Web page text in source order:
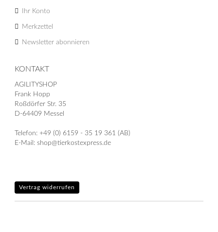
Ihr Konto
Merkzettel
Newsletter abonnieren
KONTAKT
AGILITYSHOP
Frank Hopp
Roßdörfer Str. 35
D-64409 Messel
Telefon: +49 (0) 6159 - 35 19 361 (AB)
E-Mail: shop@tierkostexpress.de
Vertrag widerrufen